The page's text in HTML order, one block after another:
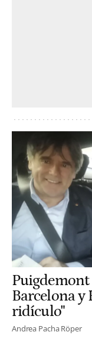
Puigdemont
Barcelona y
ridículo"
Andrea Pacha Röper